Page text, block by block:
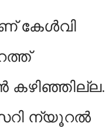
കേൾവി
കഴിഞ്ഞില്ല.
ന്യൂറൽ